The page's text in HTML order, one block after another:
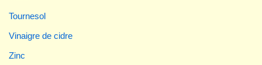
Tournesol
Vinaigre de cidre
Zinc